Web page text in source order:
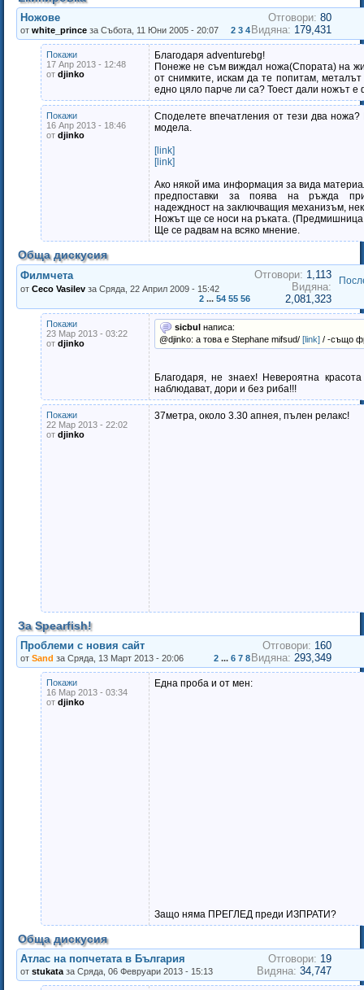
Ножове Отговори: 80
Видяна: 179,431
от white_princeза Събота, 11 Юни 2005 - 20:07 2 3 4
Покажи
17 Апр 2013 - 12:48
от djinko
Благодаря adventurebg!
Понеже не съм виждал ножа(Спората) на
от снимките, искам да те попитам,
едно цяло парче ли са? Тоест дали ножът е
Покажи
16 Апр 2013 - 18:46
от djinko
Споделете впечатления от тези два
модела.
[link]
[link]
Ако някой има информация за вида
предпоставки за поява на ръжда
надеждност на заключващия механизъм,
Ножът ще се носи на ръката.
Ще се радвам на всяко мнение.
Обща дискусия
Филмчета Отговори: 1,113
Видяна:
2,081,323
от Ceco Vasilevза Сряда, 22 Април 2009 - 15:42
2... 54 55 56
Покажи
23 Мар 2013 - 03:22
от djinko
sicbul написа:
@djinko: a това е Stephane mifsud/ [link] / -също
Благодаря, не знаех! Невероятна
наблюдават, дори и без риба!!!
Покажи
22 Мар 2013 - 22:02
от djinko
37метра, около 3.30 апнея, пълен релакс!
За Spearfish!
Проблеми с новия сайт Отговори: 160
Видяна: 293,349
от Sand за Сряда, 13 Март 2013 - 20:06 2... 6 7 8
Покажи
16 Мар 2013 - 03:34
от djinko
Една проба и от мен:
Защо няма ПРЕГЛЕД преди ИЗПРАТИ?
Обща дискусия
Атлас на попчетата в България Отговори: 19
Видяна: 34,747
от stukataза Сряда, 06 Февруари 2013 - 15:13